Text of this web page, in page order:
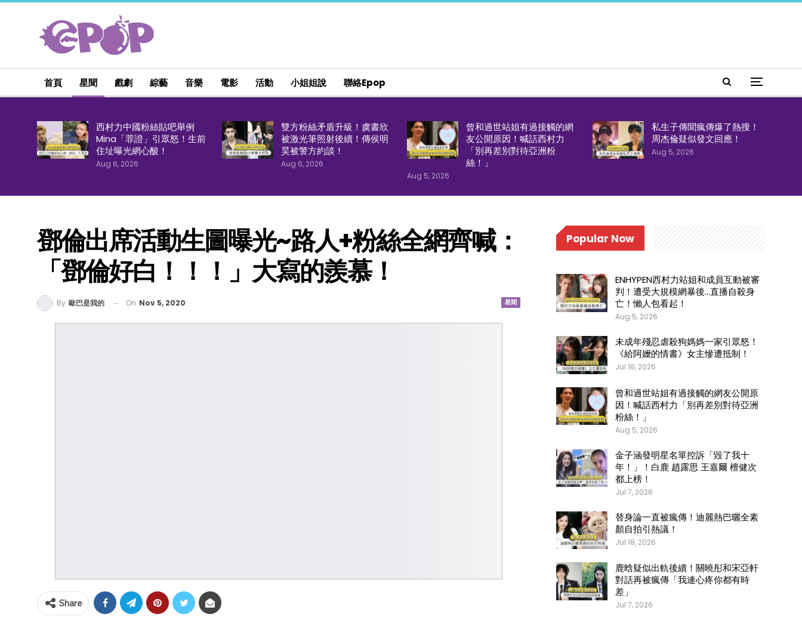
首頁 星聞 戲劇 綜藝 音樂 電影 活動 小姐姐說 聯絡epop
西村力中國粉絲貼吧舉例
Mina「罪證」引眾怒！生前
住址曝光網心酸！
Aug 6, 2026
雙方粉絲矛盾升級！虞書欣
被激光筆照射後續！傳侯明
昊被警方約談！
Aug 6, 2026
曾和過世站姐有過接觸的網
友公開原因！喊話西村力
「別再差別對待亞洲粉
絲！」
Aug 5, 2026
私生子傳聞瘋傳爆了熱搜！
周杰倫疑似發文回應！
Aug 5, 2026
鄧倫出席活動生圖曝光~路人+粉絲全網齊喊：
「鄧倫好白！！！」大寫的羨慕！
星聞
By 歐巴是我的 On Nov 5, 2020
Share
Popular Now
ENHYPEN西村力站姐和成員互動被審
判！遭受大規模網暴後…直播自殺身
亡！懶人包看起！
Aug 5, 2026
未成年殘忍虐殺狗媽媽一家引眾怒！
《給阿嬤的情書》女主慘遭抵制！
Jul 16, 2026
曾和過世站姐有過接觸的網友公開原
因！喊話西村力「別再差別對待亞洲
粉絲！」
Aug 5, 2026
金子涵發明星名單控訴「毀了我十
年！」！白鹿 趙露思 王嘉爾 檀健次
都上榜！
Jul 7, 2026
替身論一直被瘋傳！迪麗熱巴曬全素
顏自拍引熱議！
Jul 18, 2026
鹿晗疑似出軌後續！關曉彤和宋亞軒
對話再被瘋傳「我連心疼你都有時
差」
Jul 7, 2026